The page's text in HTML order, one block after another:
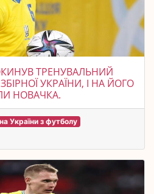
ТРЕНУВАЛЬНИЙ
УКРАЇНИ, І НА ЙОГО
НОВАЧКА.
України з футболу